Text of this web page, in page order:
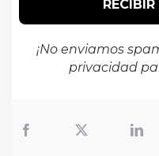
¡No enviamos
privacidad